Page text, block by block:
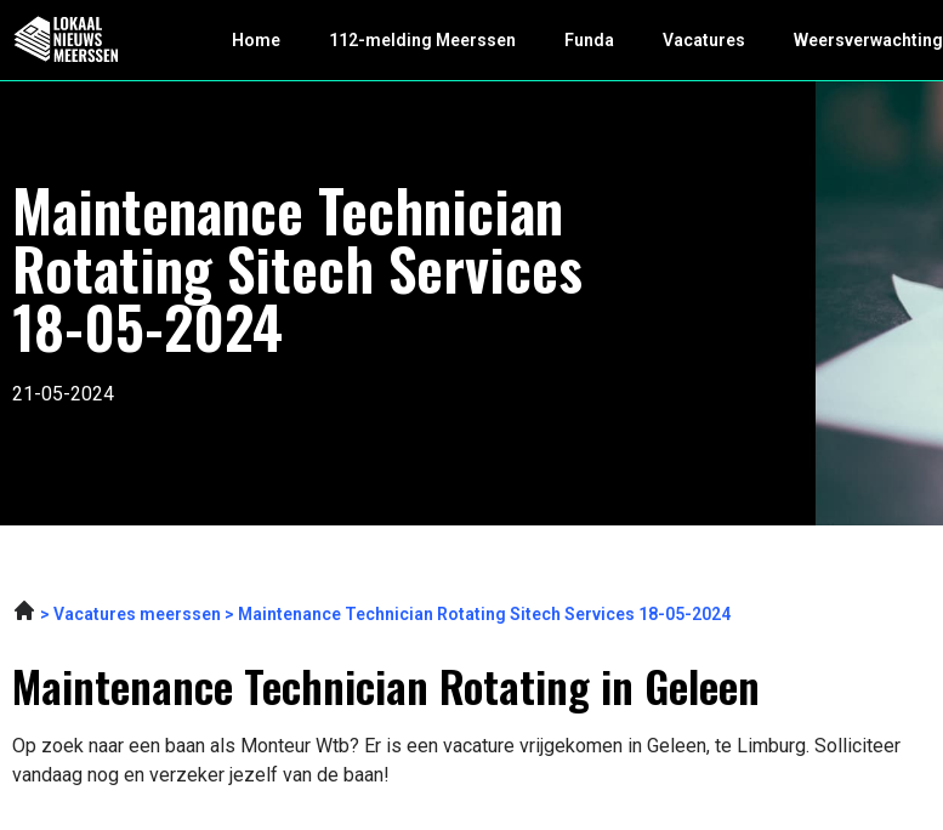
Home 112-melding Meerssen Funda Vacatures Weersverwachting
Maintenance Technician
Rotating Sitech Services
18-05-2024
21-05-2024
Vacatures meerssen Maintenance Technician Rotating Sitech Services 18-05-2024
Maintenance Technician Rotating in Geleen
Op zoek naar een baan als Monteur Wtb? Er is een vacature vrijgekomen in Geleen, te Limburg. Solliciteer
vandaag nog en verzeker jezelf van de baan!